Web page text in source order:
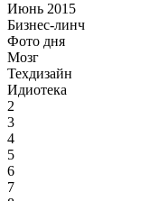
Июнь 2015
Бизнес-линч
Фото дня
Мозг
Техдизайн
Идиотека
2
3
4
5
6
7